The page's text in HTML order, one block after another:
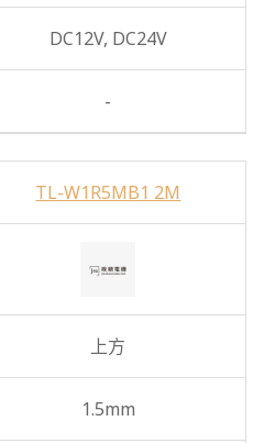
DC12V, DC24V
-
TL-W1R5MB1 2M
上方
1.5mm